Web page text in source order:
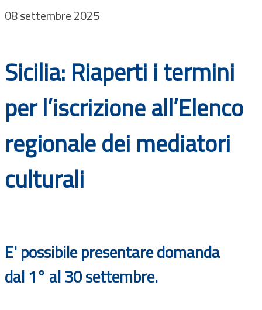
Progetti
Bandi
Guide
08 settembre 2025
Sicilia: Riaperti i termini
per l’iscrizione all’Elenco
regionale dei mediatori
culturali
E' possibile presentare domanda
dal1° al 30settembre.